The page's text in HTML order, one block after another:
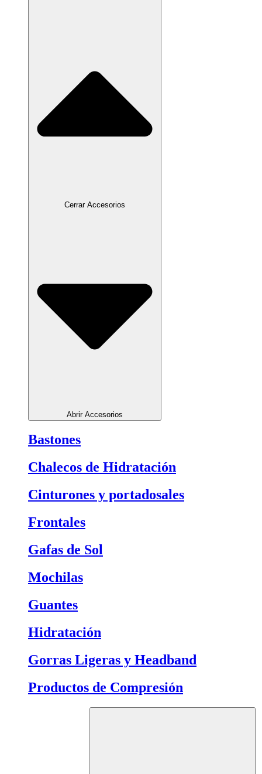
Cerrar Accesorios
Abrir Accesorios
Bastones
Chalecos de Hidratación
Cinturones y portadosales
Frontales
Gafas de Sol
Mochilas
Guantes
Hidratación
Gorras Ligeras y Headband
Productos de Compresión